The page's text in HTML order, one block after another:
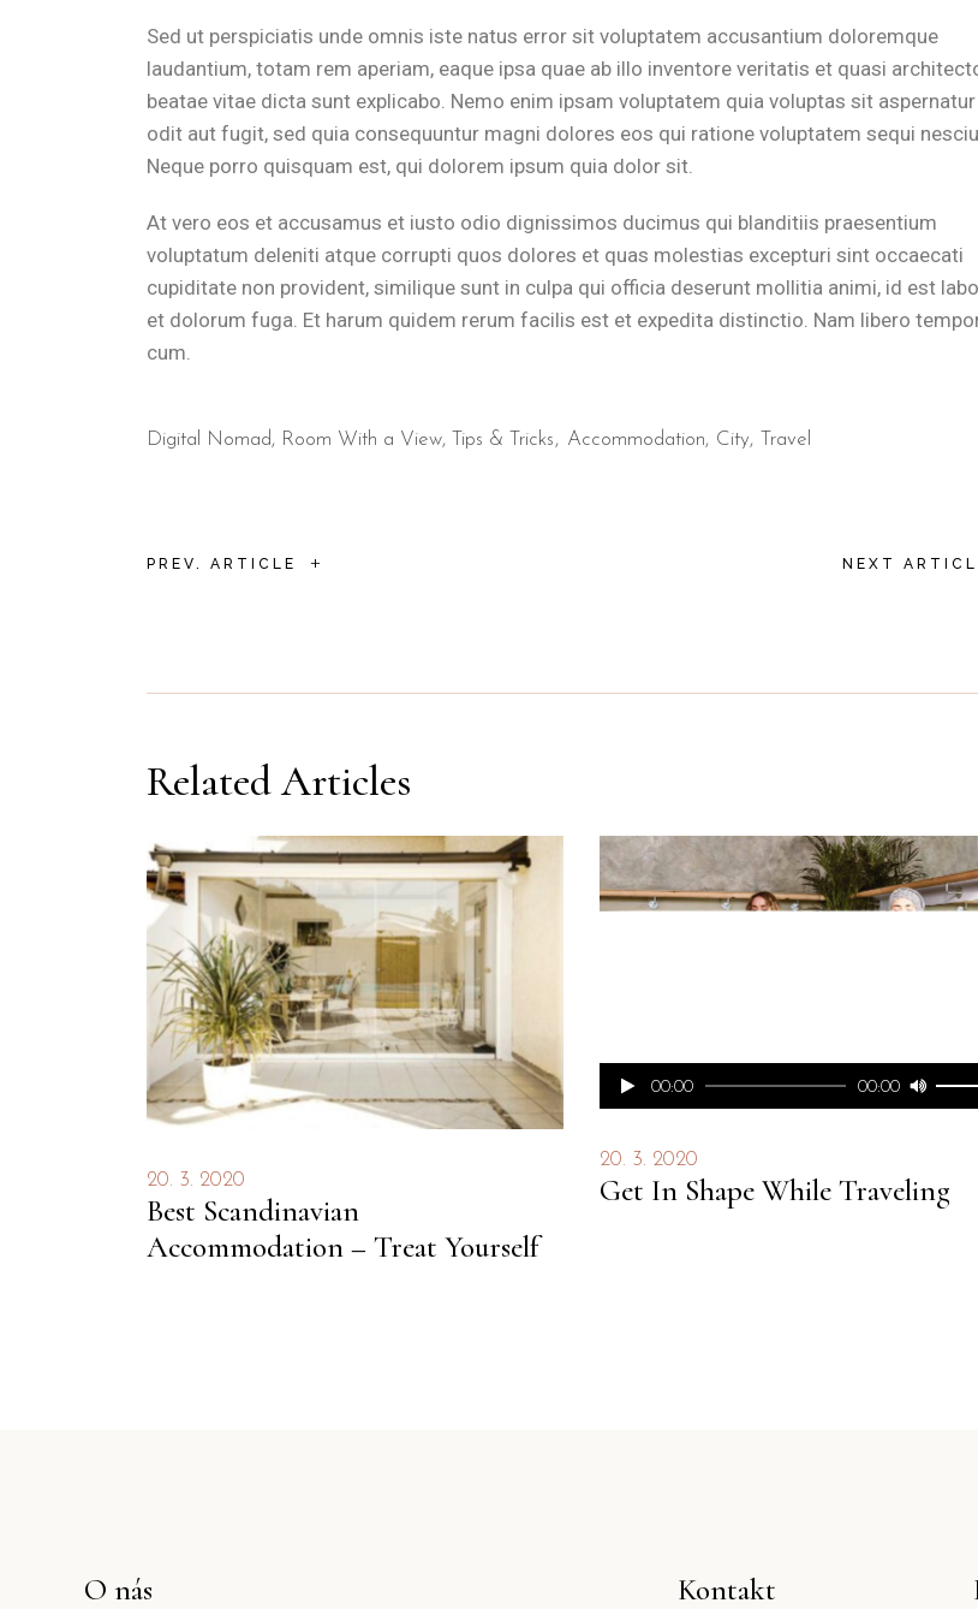
Sed ut perspiciatis unde omnis iste natus error sit voluptatem accusantium doloremque
laudantium, totam rem aperiam, eaque ipsa quae ab illo inventore veritatis et quasi
beatae vitae dicta sunt explicabo. Nemo enim ipsam voluptatem quia voluptas sit
odit aut fugit, sed quia consequuntur magni dolores eos qui ratione voluptatem sequi
Neque porro quisquam est, qui dolorem ipsum quia dolor sit.
At vero eos et accusamus et iusto odio dignissimos ducimus qui blanditiis praesentium
voluptatum deleniti atque corrupti quos dolores et quas molestias excepturi sint occaecati
cupiditate non provident, similique sunt in culpa qui officia deserunt mollitia animi, id est
et dolorum fuga. Et harum quidem rerum facilis est et expedita distinctio. Nam libero
cum.
Digital Nomad, Room With a View, Tips & Tricks Accommodation City Travel
PREV. ARTICLE + NEXT
Related Articles
20. 3. 2020
Best Scandinavian
Accommodation – Treat Yourself
Audio
přehrávač
00:00 00:00
nebo
20. 3. 2020
Get In Shape While Traveling
O nás Kontakt